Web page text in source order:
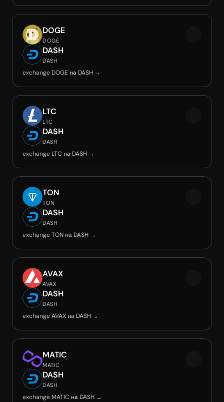
DOGE
DOGE
DASH
DASH
exchange DOGE на DASH →
LTC
LTC
DASH
DASH
exchange LTC на DASH →
TON
TON
DASH
DASH
exchange TON на DASH →
AVAX
AVAX
DASH
DASH
exchange AVAX на DASH →
MATIC
MATIC
DASH
DASH
exchange MATIC на DASH →